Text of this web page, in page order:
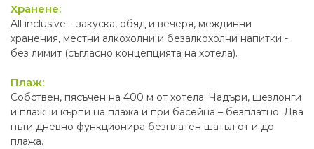
Хранене:
All inclusive – закуска, обяд и вечеря, междинни
хранения, местни алкохолни и безалкохолни напитки -
без лимит (съгласно концепцията на хотела).
Плаж:
Собствен, пясъчен на 400 м от хотела. Чадъри, шезлонги
и плажни кърпи на плажа и при басейна – безплатно. Два
пъти дневно функционира безплатен шатъл от и до
плажа.